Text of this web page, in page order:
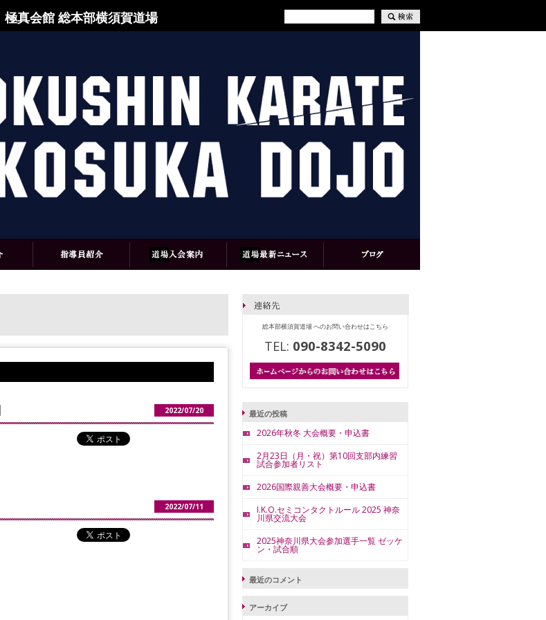
極真会館 総本部横須賀道場
2022/07/20
2022/07/11
総本部横須賀道場 へのお問い合わせはこちら
TEL: 090-8342-5090
最近の投稿
2026年秋冬 大会概要・申込書
2月23日（月・祝）第10回支部内練習
試合参加者リスト
2026国際親善大会概要・申込書
I.K.O.セミコンタクトルール 2025 神奈
川県交流大会
2025神奈川県大会参加選手一覧 ゼッケ
ン・試合順
最近のコメント
アーカイブ